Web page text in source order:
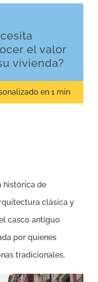
el valor
vivienda?
en 1 min
histórica de
clásica y
casco antiguo
por quienes
tradicionales.